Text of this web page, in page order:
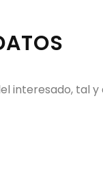
interesado, tal y